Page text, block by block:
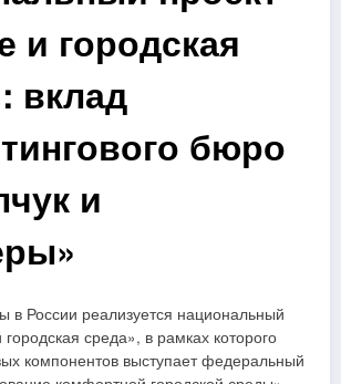
и городская
вклад
бюро
и
в России реализуется национальный
среда», в рамках которого
компонентов выступает федеральный